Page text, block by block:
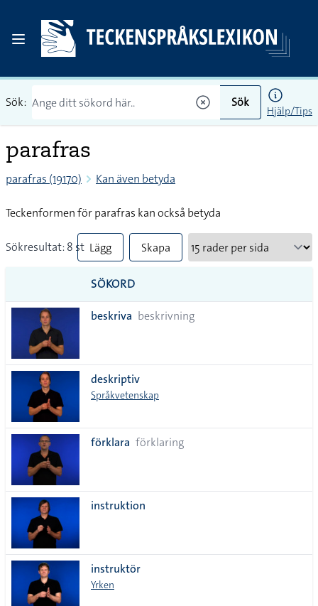
Sök: Sök
Hjälp/Tips
parafras
parafras (19170) Kan även betyda
Teckenformen för parafras kan också betyda
Sökresultat: 8 st Lägg
till
alla i
Skapa
SÖKORD
beskriva beskrivning
deskriptiv
Språkvetenskap
förklara förklaring
instruktion
instruktör
Yrken